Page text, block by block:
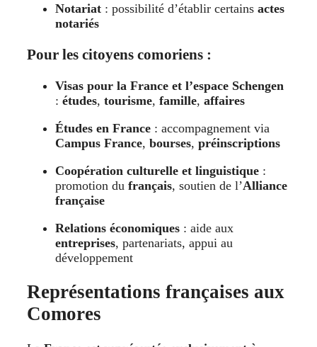
Notariat : possibilité d’établir certains actes
notariés
Pour les citoyens comoriens :
Visas pour la France et l’espace Schengen
: études, tourisme, famille, affaires
Études en France : accompagnement via
Campus France, bourses, préinscriptions
Coopération culturelle et linguistique :
promotion du français, soutien de l’Alliance
française
Relations économiques : aide aux
entreprises, partenariats, appui au
développement
Représentations françaises aux
Comores